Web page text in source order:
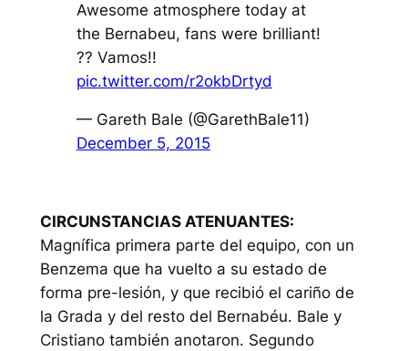
Awesome atmosphere today at
the Bernabeu, fans were brilliant!
?? Vamos!!
pic.twitter.com/r2okbDrtyd
— Gareth Bale (@GarethBale11)
December 5, 2015
CIRCUNSTANCIAS ATENUANTES:
Magnífica primera parte del equipo, con un
Benzema que ha vuelto a su estado de
forma pre-lesión, y que recibió el cariño de
la Grada y del resto del Bernabéu. Bale y
Cristiano también anotaron. Segundo